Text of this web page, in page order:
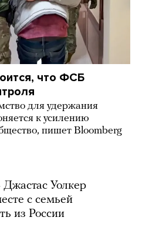
что ФСБ
для удержания
к усилению
пишет Bloomberg
Уолкер
с семьей
из России